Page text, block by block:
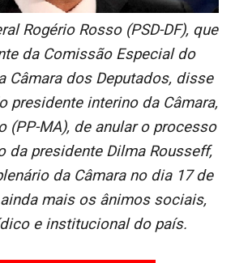
Rogério Rosso (PSD-DF), que
da Comissão Especial do
Câmara dos Deputados, disse
presidente interino da Câmara,
(PP-MA), de anular o processo
da presidente Dilma Rousseff,
da Câmara no dia 17 de
mais os ânimos sociais,
e institucional do país.